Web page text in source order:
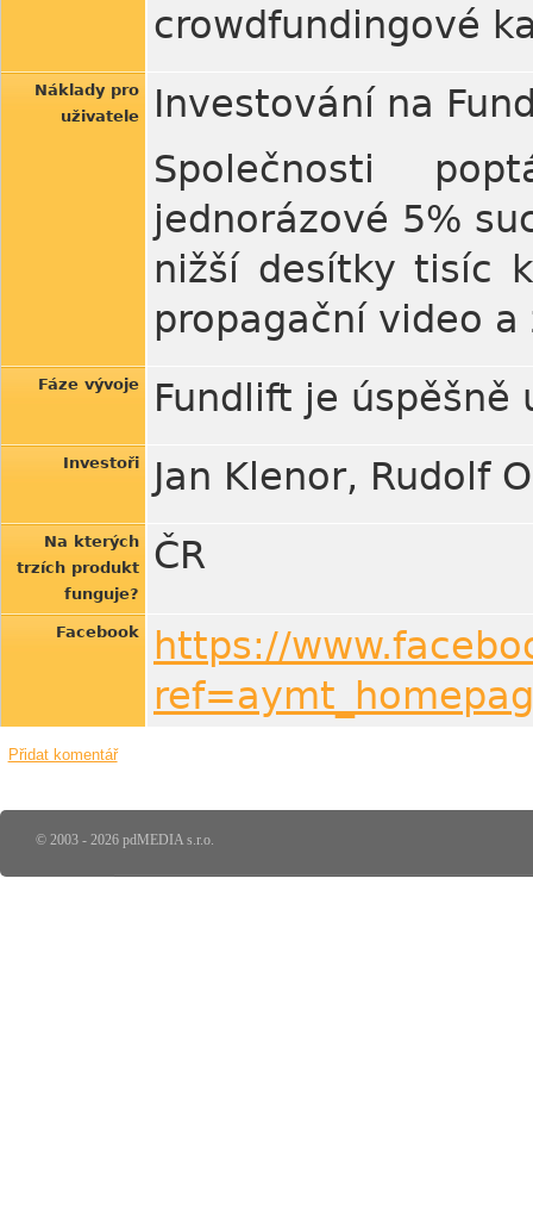
crowdfundingové
Náklady pro
uživatele
Investování na
Společnosti
jednorázové 5%
nižší desítky tisíc
propagační video
Fáze vývoje Fundlift je
Investoři Jan Klenor, Rudolf
Na kterých
trzích produkt
funguje?
ČR
Facebook
https://
Přidat komentář
© 2003 - 2026 pdMEDIA s.r.o.